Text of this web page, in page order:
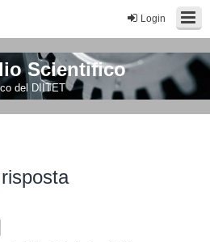
Login
Scientifico
del DIITET